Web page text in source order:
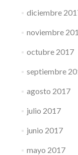
diciembre
noviembre
octubre 2017
septiembre
agosto 2017
julio 2017
junio 2017
mayo 2017